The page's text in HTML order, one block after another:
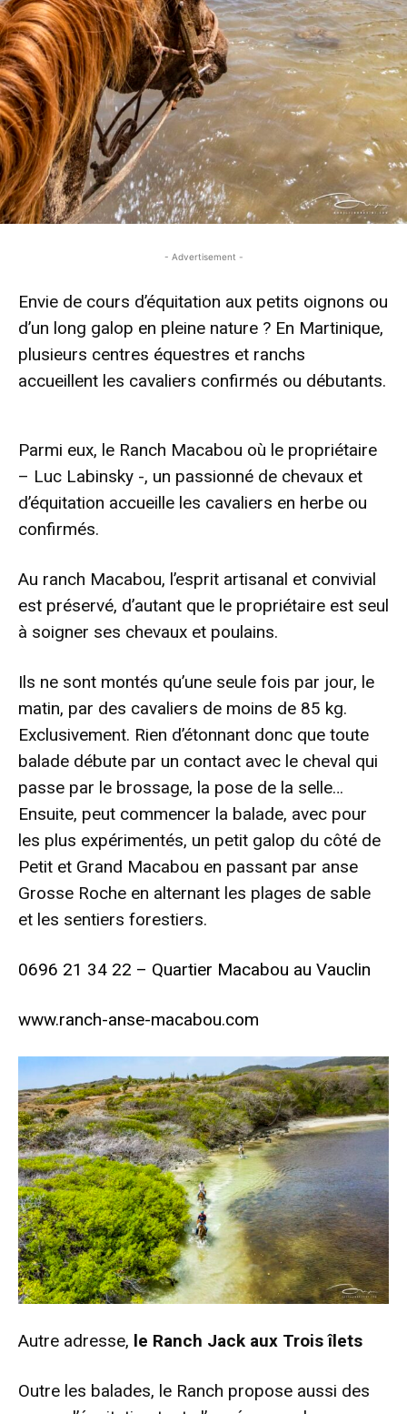
- Advertisement -
Envie de cours d’équitation aux petits oignons ou
d’un long galop en pleine nature ? En Martinique,
plusieurs centres équestres et ranchs
accueillent les cavaliers confirmés ou débutants.
Parmi eux, le Ranch Macabou où le propriétaire
– Luc Labinsky -, un passionné de chevaux et
d’équitation accueille les cavaliers en herbe ou
confirmés.
Au ranch Macabou, l’esprit artisanal et convivial
est préservé, d’autant que le propriétaire est seul
à soigner ses chevaux et poulains.
Ils ne sont montés qu’une seule fois par jour, le
matin, par des cavaliers de moins de 85 kg.
Exclusivement. Rien d’étonnant donc que toute
balade débute par un contact avec le cheval qui
passe par le brossage, la pose de la selle…
Ensuite, peut commencer la balade, avec pour
les plus expérimentés, un petit galop du côté de
Petit et Grand Macabou en passant par anse
Grosse Roche en alternant les plages de sable
et les sentiers forestiers.
0696 21 34 22 – Quartier Macabou au Vauclin
www.ranch-anse-macabou.com
Autre adresse, le Ranch Jack aux Trois îlets
Outre les balades, le Ranch propose aussi des